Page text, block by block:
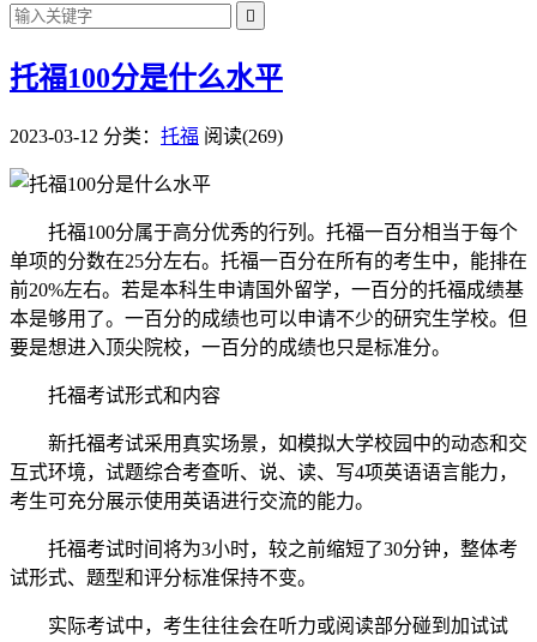

托福100分是什么水平
2023-03-12 分类： 托福 阅读(269)
托福100分属于高分优秀的行列。托福一百分相当于每个
单项的分数在25分左右。托福一百分在所有的考生中，能排在
前20%左右。若是本科生申请国外留学，一百分的托福成绩基
本是够用了。一百分的成绩也可以申请不少的研究生学校。但
要是想进入顶尖院校，一百分的成绩也只是标准分。
托福考试形式和内容
新托福考试采用真实场景，如模拟大学校园中的动态和交
互式环境，试题综合考查听、说、读、写4项英语语言能力，
考生可充分展示使用英语进行交流的能力。
托福考试时间将为3小时，较之前缩短了30分钟，整体考
试形式、题型和评分标准保持不变。
实际考试中，考生往往会在听力或阅读部分碰到加试试